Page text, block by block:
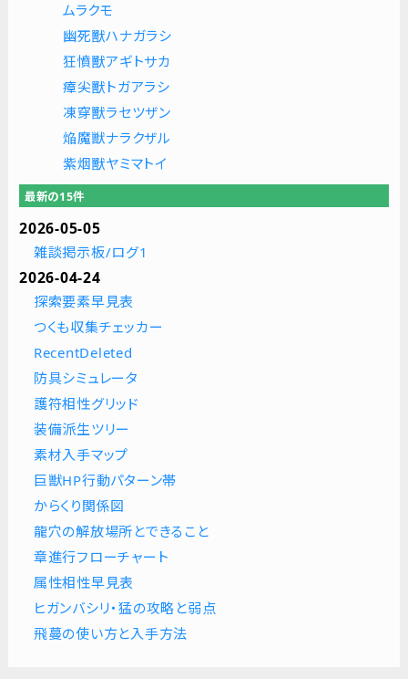
ムラクモ
幽死獸ハナガラシ
狂憤獸アギトサカ
瘴尖獸トガアラシ
凍穿獸ラセツザン
焔魔獣ナラクザル
紫烟獸ヤミマトイ
最新の15件
2026-05-05
雑談掲示板/ログ1
2026-04-24
探索要素早見表
つくも収集チェッカー
RecentDeleted
防具シミュレータ
護符相性グリッド
装備派生ツリー
素材入手マップ
巨獣HP行動パターン帯
からくり関係図
龍穴の解放場所とできること
章進行フローチャート
属性相性早見表
ヒガンバシリ・猛の攻略と弱点
飛蔓の使い方と入手方法